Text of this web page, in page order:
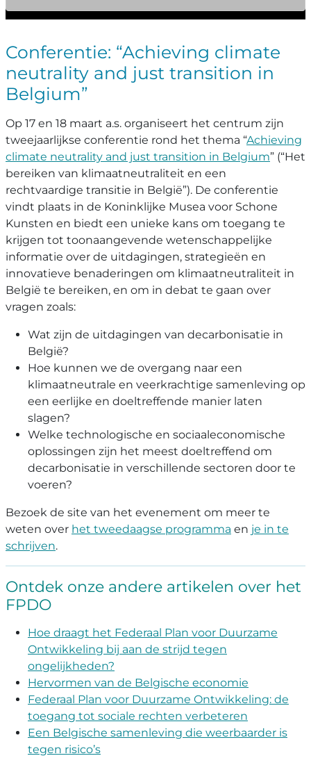
Conferentie: “Achieving climate
neutrality and just transition in
Belgium”
Op 17 en 18 maart a.s. organiseert het centrum zijn
tweejaarlijkse conferentie rond het thema “Achieving
climate neutrality and just transition in Belgium” (“Het
bereiken van klimaatneutraliteit en een
rechtvaardige transitie in België”). De conferentie
vindt plaats in de Koninklijke Musea voor Schone
Kunsten en biedt een unieke kans om toegang te
krijgen tot toonaangevende wetenschappelijke
informatie over de uitdagingen, strategieën en
innovatieve benaderingen om klimaatneutraliteit in
België te bereiken, en om in debat te gaan over
vragen zoals:
Wat zijn de uitdagingen van decarbonisatie in
België?
Hoe kunnen we de overgang naar een
klimaatneutrale en veerkrachtige samenleving op
een eerlijke en doeltreffende manier laten
slagen?
Welke technologische en sociaaleconomische
oplossingen zijn het meest doeltreffend om
decarbonisatie in verschillende sectoren door te
voeren?
Bezoek de site van het evenement om meer te
weten over het tweedaagse programma en je in te
schrijven.
Ontdek onze andere artikelen over het
FPDO
Hoe draagt het Federaal Plan voor Duurzame
Ontwikkeling bij aan de strijd tegen
ongelijkheden?
Hervormen van de Belgische economie
Federaal Plan voor Duurzame Ontwikkeling: de
toegang tot sociale rechten verbeteren
Een Belgische samenleving die weerbaarder is
tegen risico’s